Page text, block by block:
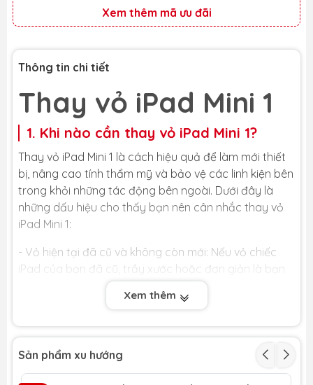
Xem thêm mã ưu đãi
Thông tin chi tiết
Thay vỏ iPad Mini 1
1. Khi nào cần thay vỏ iPad Mini 1?
Thay vỏ iPad Mini 1 là cách hiệu quả để làm mới thiết
bị, nâng cao tính thẩm mỹ và bảo vệ các linh kiện bên
trong khỏi những tác động bên ngoài. Dưới đây là
những dấu hiệu cho thấy bạn nên cân nhắc thay vỏ
iPad Mini 1:
- Vỏ hiện tại đã cũ và không còn mới: Nếu vỏ chiếc
iPad của bạn đã cũ, trầy xước hoặc đơn giản là bạn
cảm thấy nhàm chán, đã đến lúc bạn nên thay đổi
diện mạo mới cho nó. Ngoài việc sử dụng ốp lưng,
làm mới thiết bị. Tuy nhiên, bạn cần lựa chọn cẩn thận
loại vỏ thay thế để đảm bảo chất lượng và tránh
Xem thêm
Sản phẩm xu hướng